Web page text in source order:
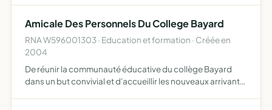
Amicale Des Personnels Du College Bayard
RNA W596001303 · Education et formation · Créée en
2004
De réunir la communauté éducative du collège Bayard
dans un but convivial et d'accueillir les nouveaux arrivants